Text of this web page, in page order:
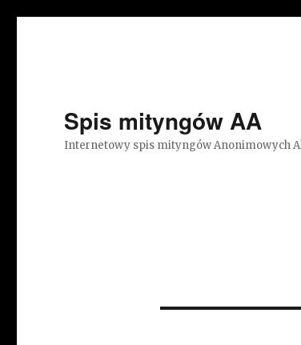
Spis mityngów AA
Internetowy spis mityngów Anonimowych